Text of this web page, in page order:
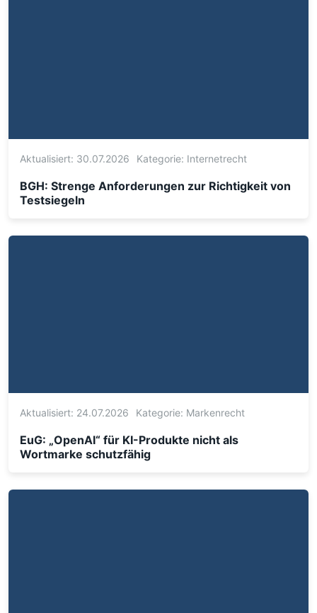
Aktualisiert: 30.07.2026 Kategorie: Internetrecht
BGH: Strenge Anforderungen zur Richtigkeit von
Testsiegeln
Aktualisiert: 24.07.2026 Kategorie: Markenrecht
EuG: „OpenAI“ für KI-Produkte nicht als
Wortmarke schutzfähig